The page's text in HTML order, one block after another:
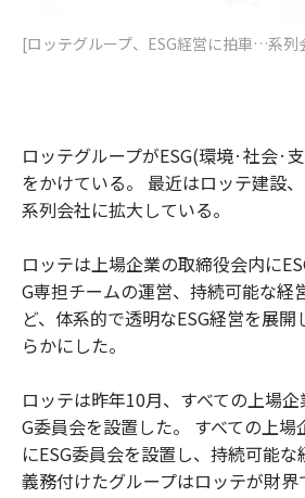
[ロッテグループ、ESG経営に拍車…系列
ロッテグループがESG(環境·社会·
をかけている。 最近はロッテ建設
系列会社に拡大している。
ロッテは上場企業の取締役会内に
G専担チームの運営、持続可能な経
ど、体系的で透明なESG経営を展
らかにした。
ロッテは昨年10月、すべての上場
G委員会を設置した。 すべての上
にESG委員会を設置し、持続可能
義務付けたグループはロッテが財界